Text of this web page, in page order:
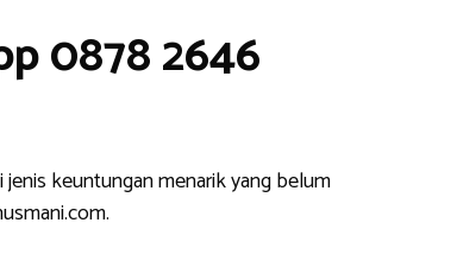
0878 2646
keuntungan menarik yang belum